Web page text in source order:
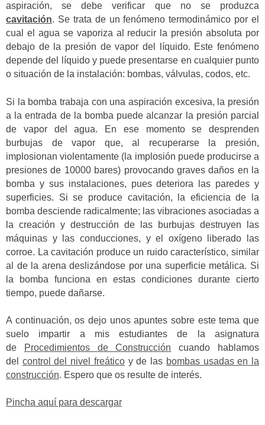
aspiración, se debe verificar que no se produzca
cavitación. Se trata de un fenómeno termodinámico por el
cual el agua se vaporiza al reducir la presión absoluta por
debajo de la presión de vapor del líquido. Este fenómeno
depende del líquido y puede presentarse en cualquier punto
o situación de la instalación: bombas, válvulas, codos, etc.
Si la bomba trabaja con una aspiración excesiva, la presión
a la entrada de la bomba puede alcanzar la presión parcial
de vapor del agua. En ese momento se desprenden
burbujas de vapor que, al recuperarse la presión,
implosionan violentamente (la implosión puede producirse a
presiones de 10000 bares) provocando graves daños en la
bomba y sus instalaciones, pues deteriora las paredes y
superficies. Si se produce cavitación, la eficiencia de la
bomba desciende radicalmente; las vibraciones asociadas a
la creación y destrucción de las burbujas destruyen las
máquinas y las conducciones, y el oxígeno liberado las
corroe. La cavitación produce un ruido característico, similar
al de la arena deslizándose por una superficie metálica. Si
la bomba funciona en estas condiciones durante cierto
tiempo, puede dañarse.
A continuación, os dejo unos apuntes sobre este tema que
suelo impartir a mis estudiantes de la asignatura
de
Procedimientos de Construcción cuando hablamos
del control del nivel freáticoy de las bombas usadas en la
construcción. Espero que os resulte de interés.
Pincha aquí para descargar